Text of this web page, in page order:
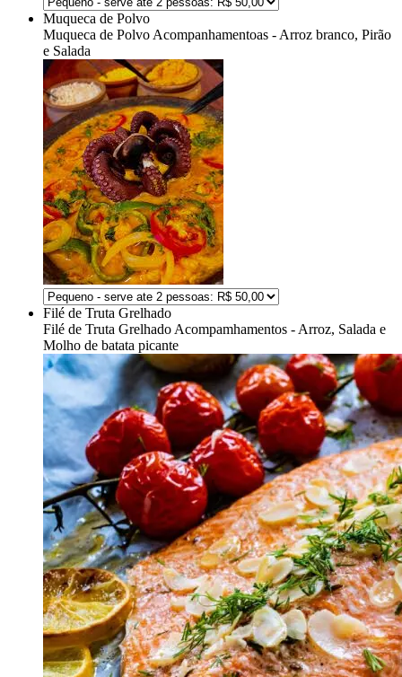
Muqueca de Polvo
Muqueca de Polvo Acompanhamentoas - Arroz branco, Pirão
e Salada
Filé de Truta Grelhado
Filé de Truta Grelhado Acompamhamentos - Arroz, Salada e
Molho de batata picante